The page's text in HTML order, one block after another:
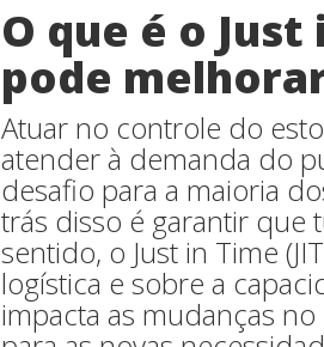
O que é o
pode
Atuar no controle do
atender à demanda do
desafio para a maioria
trás disso é garantir que
sentido, o Just in Time
logística e sobre a
impacta as mudanças